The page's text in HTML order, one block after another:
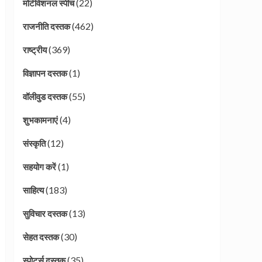
मोटीवेशनल स्पीच(22)
राजनीति दस्तक(462)
राष्ट्रीय(369)
विज्ञापन दस्तक(1)
वॉलीवुड दस्तक(55)
शुभकामनाएं(4)
संस्कृति(12)
सहयोग करें(1)
साहित्य(183)
सुविचार दस्तक(13)
सेहत दस्तक(30)